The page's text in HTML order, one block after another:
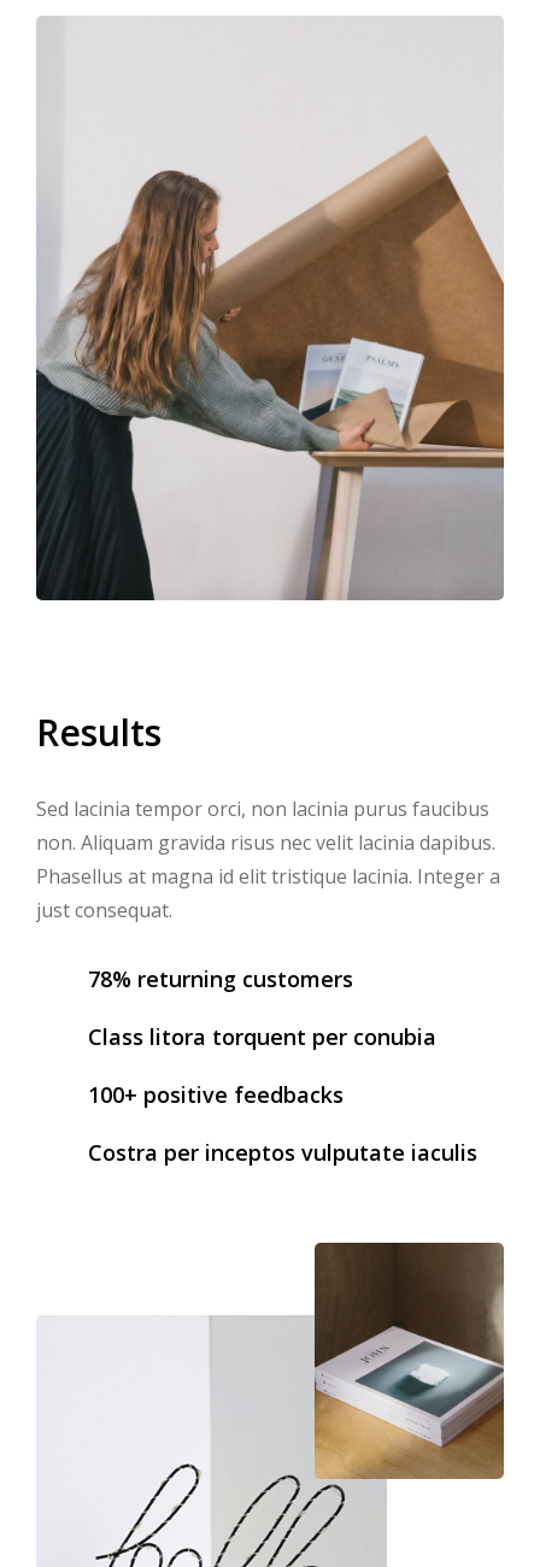
Results
Sed lacinia tempor orci, non lacinia purus faucibus
non. Aliquam gravida risus nec velit lacinia dapibus.
Phasellus at magna id elit tristique lacinia. Integer a
just consequat.
78% returning customers
Class litora torquent per conubia
100+ positive feedbacks
Costra per inceptos vulputate iaculis